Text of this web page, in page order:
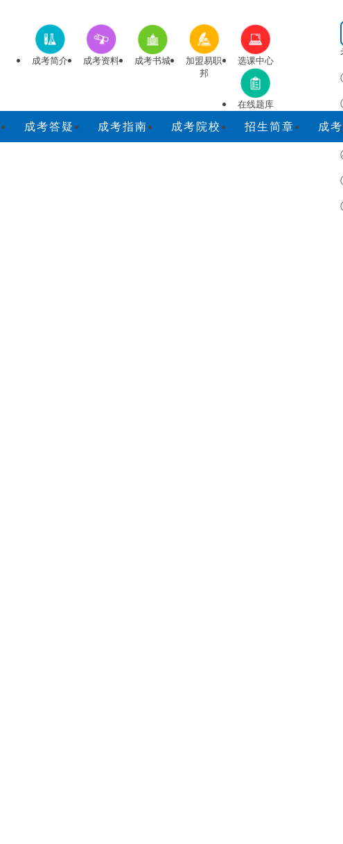
成考简介 成考资料 成考书城
加盟易职
邦
选课中心
在线题库
成考答疑 成考指南 成考院校 招生简章 成